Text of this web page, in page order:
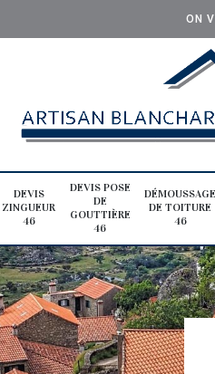
ON
DEVIS
ZINGUEUR
46
DEVIS POSE
DE
GOUTTIÈRE
46
DÉMOUSSAGE
DE TOITURE
46